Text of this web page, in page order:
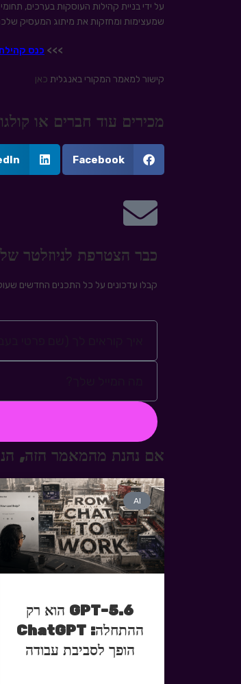
על ידי בניית קהילות העוסקות בערכים,
שמעצימות ומחזקות את מיתוג המעסיק
>>> כנס קהילת מיתוג מעסיק
קישור למאמר המקורי באנגלית כאן
מכירים עוד חברים או
Facebook
כבר הצטרפת לניוזלטר
קבלו עדכונים על כל התכנים החדשים
אם נהנת מהמאמר הזה,
AI
GPT-5.6 הוא רק
ההתחלה: ChatGPT
הופך לסביבת עבודה